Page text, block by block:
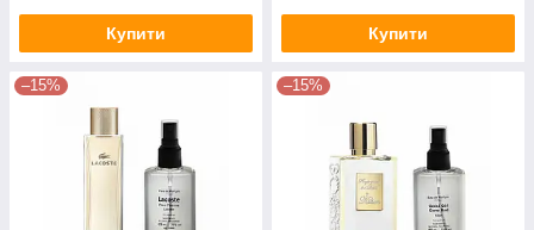
Купити Купити
–15% –15%